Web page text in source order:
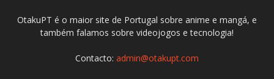
OtakuPT é o maior site de Portugal sobre anime e mangá, e
também falamos sobre videojogos e tecnologia!
Contacto: admin@otakupt.com